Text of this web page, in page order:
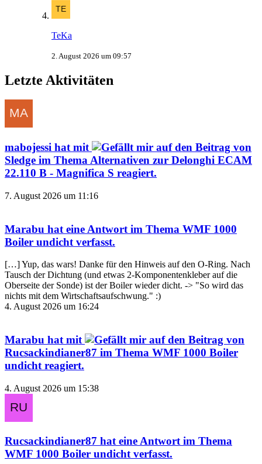
TeKa
2. August 2026 um 09:57
Letzte Aktivitäten
mabojessi hat mit
auf den Beitrag von
Sledge im Thema Alternativen zur Delonghi ECAM
22.110 B - Magnifica S reagiert.
7. August 2026 um 11:16
Marabu hat eine Antwort im Thema WMF 1000
Boiler undicht verfasst.
[…] Yup, das wars! Danke für den Hinweis auf den O-Ring. Nach
Tausch der Dichtung (und etwas 2-Komponentenkleber auf die
Oberseite der Sonde) ist der Boiler wieder dicht. -> "So wird das
nichts mit dem Wirtschaftsaufschwung." :)
4. August 2026 um 16:24
Marabu hat mit
auf den Beitrag von
Rucsackindianer87 im Thema WMF 1000 Boiler
undicht reagiert.
4. August 2026 um 15:38
Rucsackindianer87 hat eine Antwort im Thema
WMF 1000 Boiler undichtverfasst.